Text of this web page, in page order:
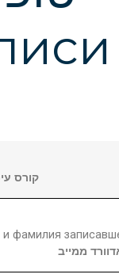
קורס
и фамилия
ממייב